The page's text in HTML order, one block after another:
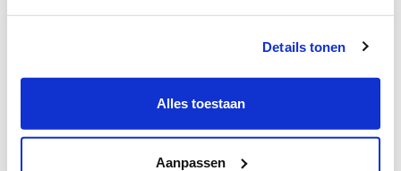
Details tonen
Alles toestaan
Aanpassen
verwelkomen! Samen gaan ze de zorg
Patiënten • gepost op 5 april 2024